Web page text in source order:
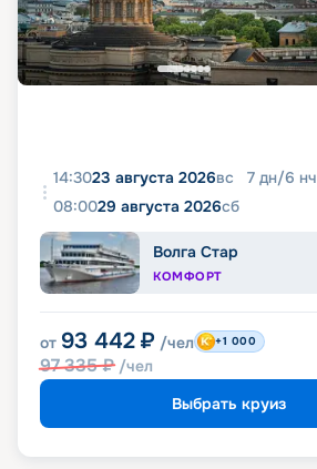
14:3023 августа 2026вс 7 дн/6 нч
08:0029 августа 2026сб
Волга Стар
КОМФОРТ
от 93 442 ₽ /чел
97 335₽ /чел
+1 000
Выбрать круиз